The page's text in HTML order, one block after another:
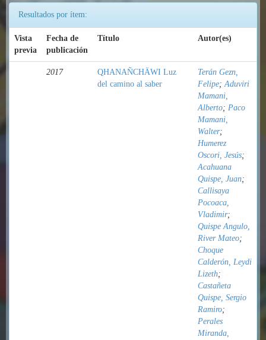
Resultados por ítem:
Vista
previa
Fecha de
publicación
Título Autor(es)
2017
QHANAÑCHÄWI Luz
del camino al saber
Terán Gezn,
Felipe;Aduviri
Mamani,
Alberto; Paco
Mamani,
Walter;
Humerez
Oscori, Jesús;
Acahuana
Quispe, Juan;
Callisaya
Pocoaca,
Vladimir;
Quispe Angulo,
River Mateo;
Choque
Calderón, Leydi
Lizeth;
Castañeta
Quispe, Sergio
Ramiro;
Perales
Miranda,